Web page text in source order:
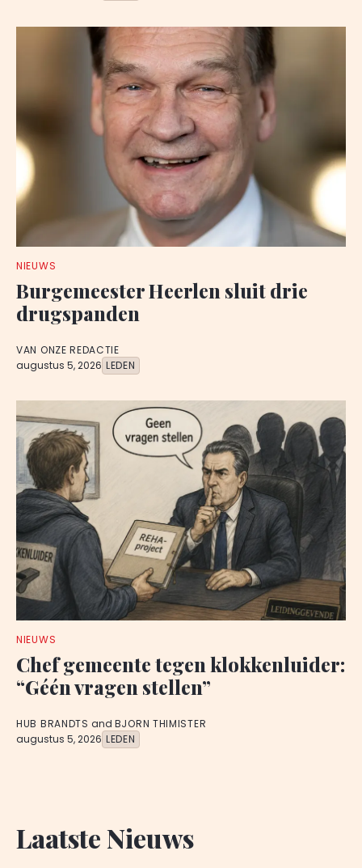
NIEUWS
Burgemeester Heerlen sluit drie
drugspanden
VAN ONZE REDACTIE
augustus 5, 2026 LEDEN
NIEUWS
Chef gemeente tegen klokkenluider:
“Géén vragen stellen”
HUB BRANDTS and BJORN THIMISTER
augustus 5, 2026 LEDEN
Laatste Nieuws